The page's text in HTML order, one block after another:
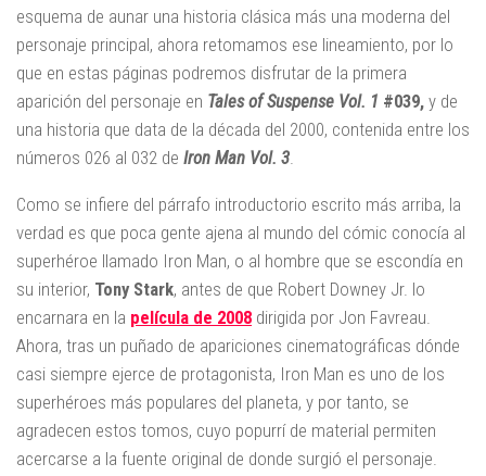
esquema de aunar una historia clásica más una moderna del
personaje principal, ahora retomamos ese lineamiento, por lo
que en estas páginas podremos disfrutar de la primera
aparición del personaje en Tales of Suspense Vol. 1 #039, y de
una historia que data de la década del 2000, contenida entre los
números 026 al 032 de Iron Man Vol. 3
Como se infiere del párrafo introductorio escrito más arriba, la
verdad es que poca gente ajena al mundo del cómic conocía al
superhéroe llamado Iron Man, o al hombre que se escondía en
su interior, Tony Stark, antes de que Robert Downey Jr. lo
encarnara en la película de 2008 dirigida por Jon Favreau.
Ahora, tras un puñado de apariciones cinematográficas dónde
casi siempre ejerce de protagonista, Iron Man es uno de los
superhéroes más populares del planeta, y por tanto, se
agradecen estos tomos, cuyo popurrí de material permiten
acercarse a la fuente original de donde surgió el personaje.